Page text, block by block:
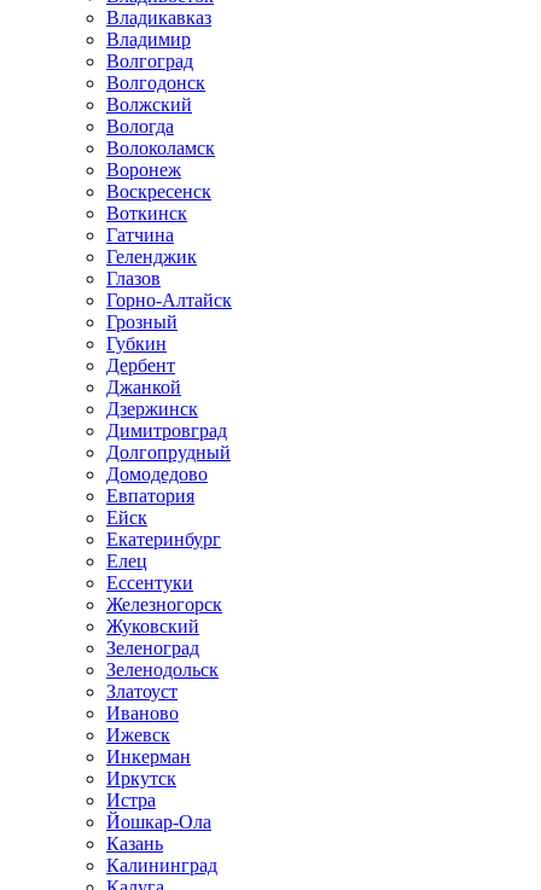
Владикавказ
Владимир
Волгоград
Волгодонск
Волжский
Вологда
Волоколамск
Воронеж
Воскресенск
Воткинск
Гатчина
Геленджик
Глазов
Горно-Алтайск
Грозный
Губкин
Дербент
Джанкой
Дзержинск
Димитровград
Долгопрудный
Домодедово
Евпатория
Ейск
Екатеринбург
Елец
Ессентуки
Железногорск
Жуковский
Зеленоград
Зеленодольск
Златоуст
Иваново
Ижевск
Инкерман
Иркутск
Истра
Йошкар-Ола
Казань
Калининград